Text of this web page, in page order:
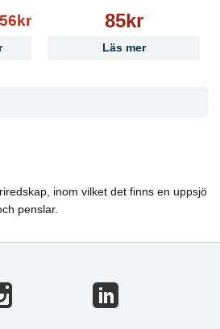
56kr 85kr
Läs mer
inom vilket det finns en uppsjö
penslar.